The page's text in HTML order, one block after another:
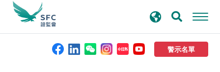
警示名單
尋